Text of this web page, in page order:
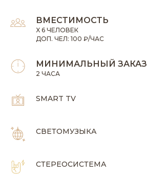
ВМЕСТИМОСТЬ
X 6 ЧЕЛОВЕК
ДОП. ЧЕЛ: 100 ₽/ЧАС
МИНИМАЛЬНЫЙ ЗАКАЗ
2 ЧАСА
SMART TV
СВЕТОМУЗЫКА
СТЕРЕОСИСТЕМА